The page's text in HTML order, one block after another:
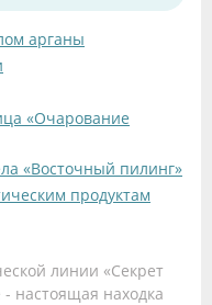
арганы
«Очарование
«Восточный пилинг»
продуктам
линии «Секрет
настоящая находка